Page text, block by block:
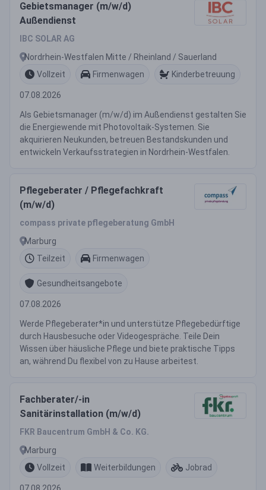
Gebietsmanager (m/w/d)
Außendienst
IBC SOLAR AG
Nordrhein-Westfalen Mitte / Rheinland / Sauerland
Vollzeit
Firmenwagen Kinderbetreuung
07.08.2026
Als Gebietsmanager (m/w/d) im Außendienst gestalten Sie
die Energiewende mit Photovoltaik-Systemen. Sie
akquirieren Neukunden, betreuen Bestandskunden und
entwickeln Verkaufsstrategien in Nordrhein-Westfalen.
Pflegeberater / Pflegefachkraft
(m/w/d)
compass private pflegeberatung GmbH
Marburg
Teilzeit
Firmenwagen
Gesundheitsangebote
07.08.2026
Werde Pflegeberater*in und unterstütze Pflegebedürftige
durch Hausbesuche oder Videogespräche. Teile Dein
Wissen über häusliche Pflege und biete praktische Tipps
an, während Du flexibel von zu Hause arbeitest.
Fachberater/-in
Sanitärinstallation (m/w/d)
FKR Baucentrum GmbH & Co. KG.
Marburg
Vollzeit
Weiterbildungen Jobrad